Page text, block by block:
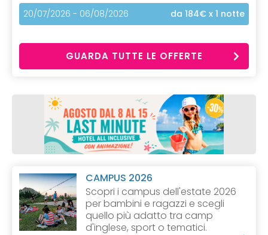
20/07/2026 - 06/08/2026
da 184€ x 1 notte
GUARDA TUTTE LE OFFERTE
CAMPUS 2026
Scopri i campus dell'estate 2026
per bambini e ragazzi e scegli
quello più adatto tra camp
d'inglese, sport o tematici.